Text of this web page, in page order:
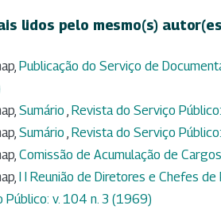
lidos pelo mesmo(s)
Publicação do Serviço de
Sumário Revista do Serviço
Sumário Revista do Serviço
Comissão de Acumulação de Cargos
I I Reunião de Diretores e Chefes
Público: v. 104 n. 3 (1969)